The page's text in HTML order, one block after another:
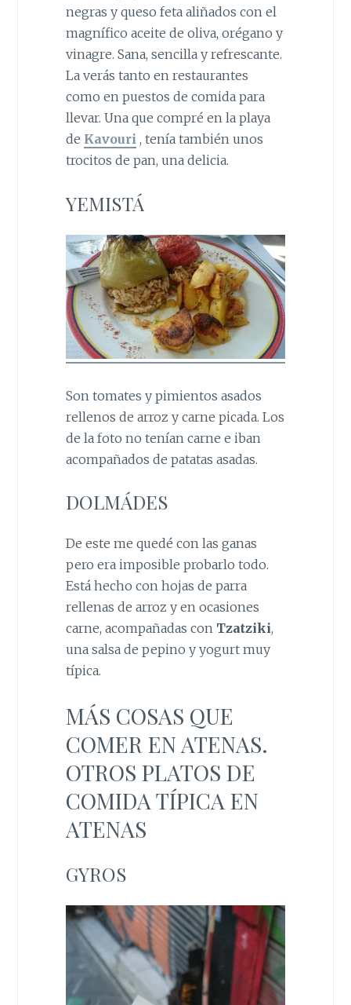
negras y queso feta aliñados con el
magnífico aceite de oliva, orégano y
vinagre. Sana, sencilla y refrescante.
La verás tanto en restaurantes
como en puestos de comida para
llevar. Una que compré en la playa
de Kavouri , tenía también unos
trocitos de pan, una delicia.
YEMISTÁ
Son tomates y pimientos asados
rellenos de arroz y carne picada. Los
de la foto no tenían carne e iban
acompañados de patatas asadas.
DOLMÁDES
De este me quedé con las ganas
pero era imposible probarlo todo.
Está hecho con hojas de parra
rellenas de arroz y en ocasiones
carne, acompañadas con Tzatziki,
una salsa de pepino y yogurt muy
típica.
MÁS COSAS QUE
COMER EN ATENAS.
OTROS PLATOS DE
COMIDA TÍPICA EN
ATENAS
GYROS